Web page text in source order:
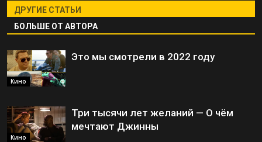
ДРУГИЕ СТАТЬИ
БОЛЬШЕ ОТ АВТОРА
Кино
Это мы смотрели в 2022 году
Кино
Три тысячи лет желаний — О чём
мечтают Джинны